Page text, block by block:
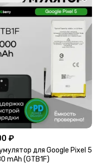
₽
для Google Pixel 5
mAh (GTB1F)